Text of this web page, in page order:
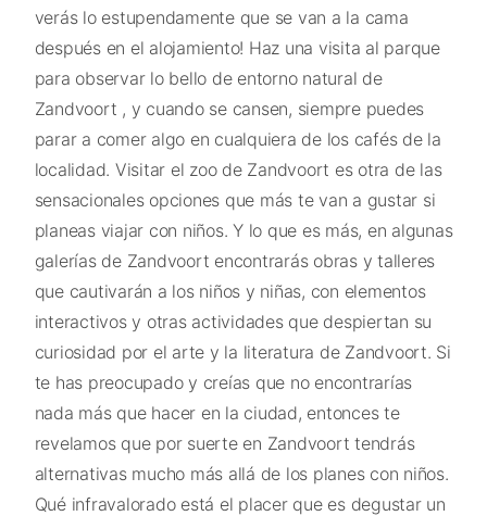
verás lo estupendamente que se van a la cama
después en el alojamiento! Haz una visita al parque
para observar lo bello de entorno natural de
Zandvoort , y cuando se cansen, siempre puedes
parar a comer algo en cualquiera de los cafés de la
localidad. Visitar el zoo de Zandvoort es otra de las
sensacionales opciones que más te van a gustar si
planeas viajar con niños. Y lo que es más, en algunas
galerías de Zandvoort encontrarás obras y talleres
que cautivarán a los niños y niñas, con elementos
interactivos y otras actividades que despiertan su
curiosidad por el arte y la literatura de Zandvoort. Si
te has preocupado y creías que no encontrarías
nada más que hacer en la ciudad, entonces te
revelamos que por suerte en Zandvoort tendrás
alternativas mucho más allá de los planes con niños.
Qué infravalorado está el placer que es degustar un